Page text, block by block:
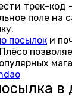
трек-код
поле на
посылок и
в